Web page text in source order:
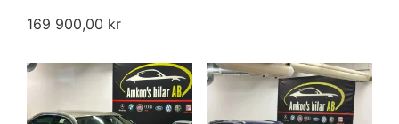
169 900,00 kr